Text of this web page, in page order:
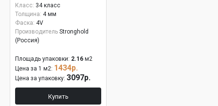
Класс: 34 класс
Толщина: 4 мм
Фаска: 4V
Производитель Stronghold
(Россия)
Площадь упаковки: 2.16 м2
Цена за 1 м2: 1434р.
Цена за упаковку: 3097р.
Купить